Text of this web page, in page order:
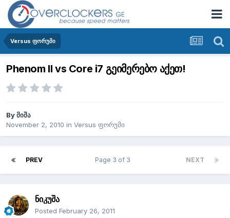
Versus ფორუმი
Phenom II vs Core i7 გეიმერებო აქეთ!
Byმიშა
November 2, 2010 in Versus ფორუმი
PREV NEXT
Page 3 of 3
ნიკუშა
Posted February 26, 2011